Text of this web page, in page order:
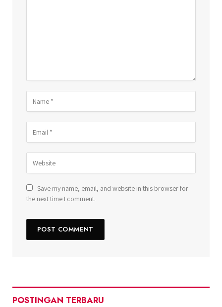
Save my name, email, and website in this browser for
the next time I comment.
POSTINGAN TERBARU